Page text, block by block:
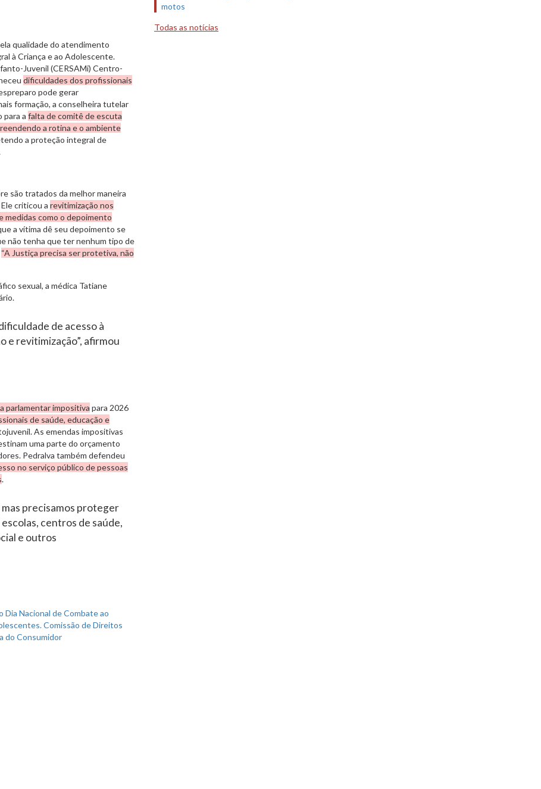
qualidade do atendimento
à Criança e ao Adolescente.
Juvenil (CERSAMi) Centro-
dificuldades dos profissionais
pode gerar
formação, a conselheira tutelar
para a falta de comitê de escuta
a rotina e o ambiente
a proteção integral de
são tratados da melhor maneira
criticou a revitimização nos
medidas como o depoimento
a vítima dê seu depoimento se
não tenha que ter nenhum tipo de
“A Justiça precisa ser protetiva, não
sexual, a médica Tatiane
de acesso à
e revitimização”, afirmou
parlamentar impositiva para 2026
de saúde, educação e
As emendas impositivas
uma parte do orçamento
Pedralva também defendeu
no serviço público de pessoas
.
precisamos proteger
centros de saúde,
e outros
motos
Todas as notícias